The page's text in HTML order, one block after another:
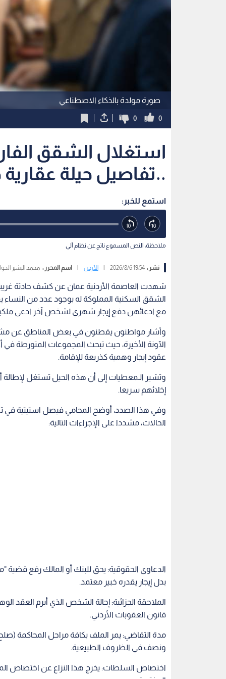
صورة مولدة بالذكاء الاصطناعي
0
0
استغلال الشقق
..تفاصيل حيلة
استمع للخبر:
ملاحظة: النص المسموع ناتج عن نظام آلي
نشر :19:54 2026/8/6 الأردن اسم المحرر : محمد البشير
شهدت العاصمة الأردنية عمان عن كشف حادثة غريبة
الشقق السكنية المملوكة له بوجود عدد من
مع ادعائهن دفع إيجار شهري لشخص آخر ادعى
وأشار مواطنون يقطنون في بعض المناطق عن
الآونة الأخيرة، حيث تبحث المجموعات المتورطة
عقود إيجار وهمية كذريعة للإقامة.
وتشير الـمعطيات إلى أن هذه الحيل تستغل لإطالة
إخلائهم سريعا.
وفي هذا الصدد، أوضح المحامي فيصل استيتية في
الحالات، مشددا على الإجراءات التالية:
الدعاوى الحقوقية: يحق للبنك أو المالك رفع قضية
بدل إيجار يقدره خبير معتمد.
قانون العقوبات الأردني.
مدة التقاضي: يمر الملف بكافة مراحل المحاكمة
ونصف في الظروف الطبيعية.
اختصاص السلطات: يخرج هذا النزاع عن اختصاص